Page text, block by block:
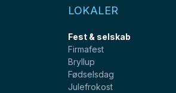
LOKALER
Fest & selskab
Firmafest
Bryllup
Fødselsdag
Julefrokost